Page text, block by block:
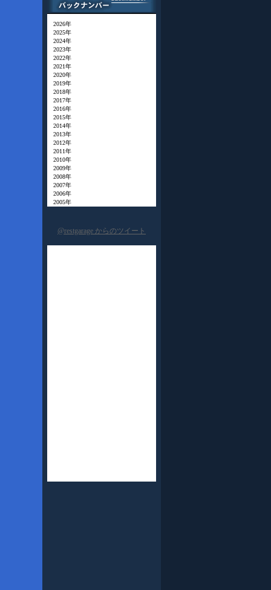
2026年
2025年
2024年
2023年
2022年
2021年
2020年
2019年
2018年
2017年
2016年
2015年
2014年
2013年
2012年
2011年
2010年
2009年
2008年
2007年
2006年
2005年
@restgarage からのツイート